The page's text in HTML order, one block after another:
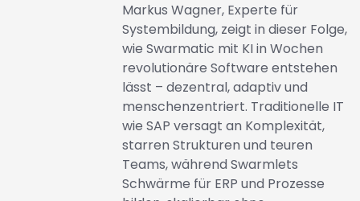
Markus Wagner, Experte für
Systembildung, zeigt in dieser Folge,
wie Swarmatic mit KI in Wochen
revolutionäre Software entstehen
lässt – dezentral, adaptiv und
menschenzentriert. Traditionelle IT
wie SAP versagt an Komplexität,
starren Strukturen und teuren
Teams, während Swarmlets
Schwärme für ERP und Prozesse